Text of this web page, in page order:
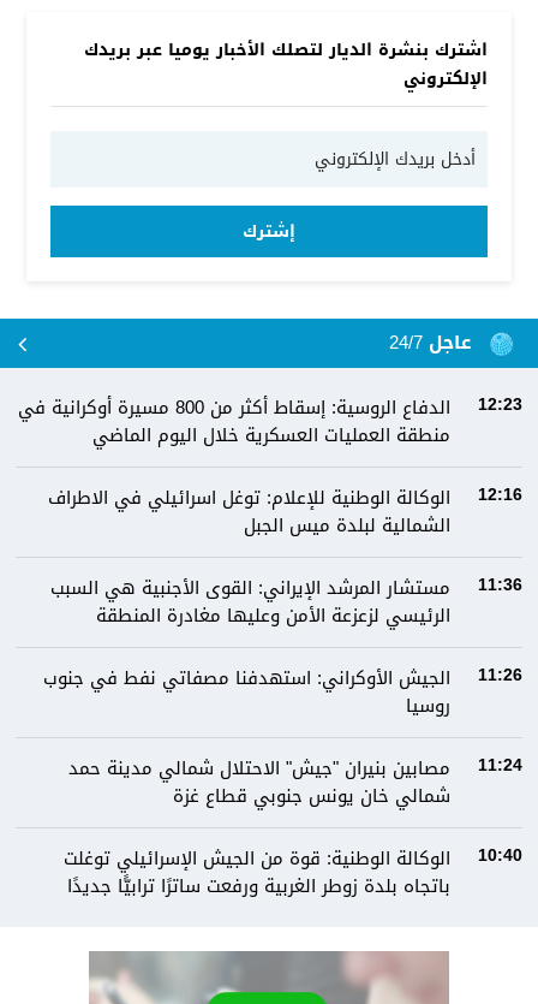
اشترك بنشرة الديار لتصلك الأخبار يوميا عبر بريدك
الإلكتروني
إشترك
عاجل 24/7
12:23
الدفاع الروسية: إسقاط أكثر من 800 مسيرة أوكرانية في
منطقة العمليات العسكرية خلال اليوم الماضي
12:16
الوكالة الوطنية للإعلام: توغل اسرائيلي في الاطراف
الشمالية لبلدة ميس الجبل
11:36
مستشار المرشد الإيراني: القوى الأجنبية هي السبب
الرئيسي لزعزعة الأمن وعليها مغادرة المنطقة
11:26
الجيش الأوكراني: استهدفنا مصفاتي نفط في جنوب
روسيا
11:24
مصابين بنيران "جيش" الاحتلال شمالي مدينة حمد
شمالي خان يونس جنوبي قطاع غزة
10:40
الوكالة الوطنية: قوة من الجيش الإسرائيلي توغلت
باتجاه بلدة زوطر الغربية ورفعت ساترًا ترابيًّا جديدًا